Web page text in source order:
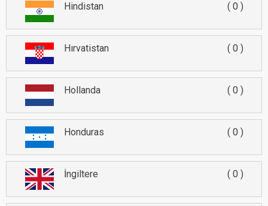
Hindistan 0
Hırvatistan 0
Hollanda 0
Honduras 0
İngiltere 0